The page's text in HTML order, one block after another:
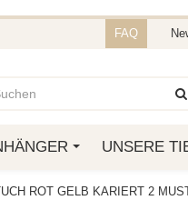
FAQ
UNSERE
ROT GELB KARIERT 2